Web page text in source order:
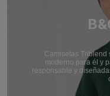
Camisetas Triblend
moderno para él y
responsable y